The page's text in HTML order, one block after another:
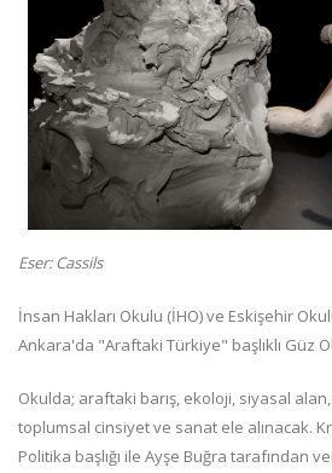
Eser: Cassils
İnsan Hakları Okulu (İHO) ve Eskişehir
Ankara'da "Araftaki Türkiye" başlıklı Güz
Okulda; araftaki barış, ekoloji, siyasal
toplumsal cinsiyet ve sanat ele alınacak.
Politika başlığı ile Ayşe Buğra tarafından